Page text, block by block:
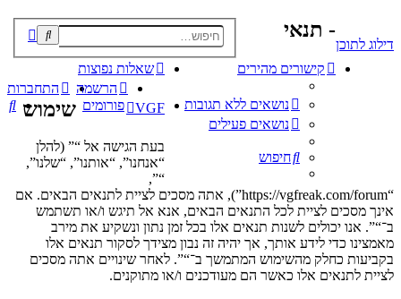
דילוג לתוכן
קישורים מהירים
נושאים ללא תגובות
נושאים פעילים
חיפוש
שאלות נפוצות
התחברות
הרשמה
VGF
פורומים
- תנאי
שימוש
בעת הגישה אל “” (להלן
“אנחנו”, “אותנו”, “שלנו”,
“”,
“https://vgfreak.com/forum”), אתה מסכים לציית לתנאים הבאים. אם
אינך מסכים לציית לכל התנאים הבאים, אנא אל תיגש ו/או תשתמש
ב־“”. אנו יכולים לשנות תנאים אלו בכל זמן נתון ונשקיע את מירב
מאמצינו כדי לידע אותך, אך יהיה זה נבון מצידך לסקור תנאים אלו
בקביעות כחלק מהשימוש המתמשך ב־“”. לאחר שינויים אתה מסכים
לציית לתנאים אלו כאשר הם מעודכנים ו/או מתוקנים.